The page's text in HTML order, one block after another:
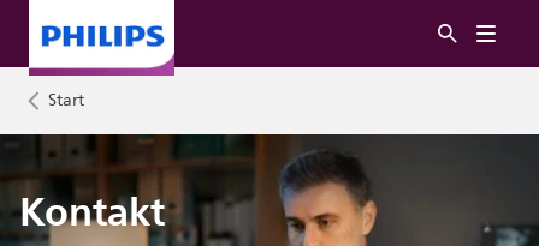
Start
Kontakt